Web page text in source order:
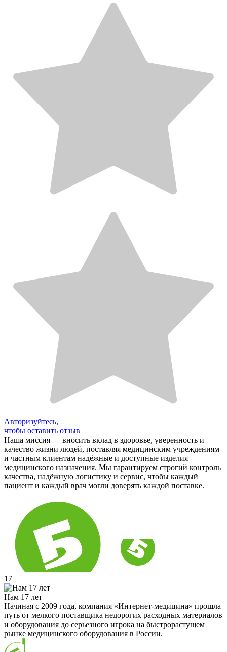
Авторизуйтесь,
чтобы оставить отзыв
Наша миссия — вносить вклад в здоровье, уверенность и
качество жизни людей, поставляя медицинским учреждениям
и частным клиентам надёжные и доступные изделия
медицинского назначения. Мы гарантируем строгий контроль
качества, надёжную логистику и сервис, чтобы каждый
пациент и каждый врач могли доверять каждой поставке.
17
Нам 17 лет
Начиная с 2009 года, компания «Интернет-медицина» прошла
путь от мелкого поставщика недорогих расходных материалов
и оборудования до серьезного игрока на быстрорастущем
рынке медицинского оборудования в России.